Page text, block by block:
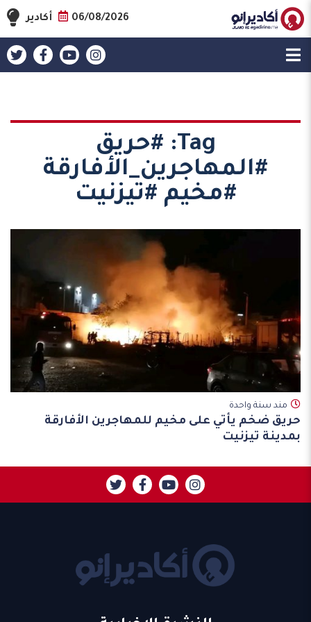
06/08/2026 أكادير
Tag:
#حريق
#المهاجرين_الأفارقة
#مخيم #تيزنيت
مند سنة واحدة
حريق ضخم يأتي على مخيم للمهاجرين الأفارقة
بمدينة تيزنيت